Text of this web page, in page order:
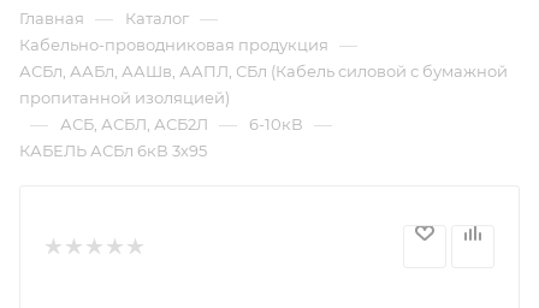
Главная — Каталог —
Кабельно-проводниковая продукция —
АСБл, ААБл, ААШв, ААПЛ, СБл (Кабель силовой с бумажной
пропитанной изоляцией)
— АСБ, АСБЛ, АСБ2Л — 6-10кВ —
КАБЕЛЬ АСБл 6кВ 3х95